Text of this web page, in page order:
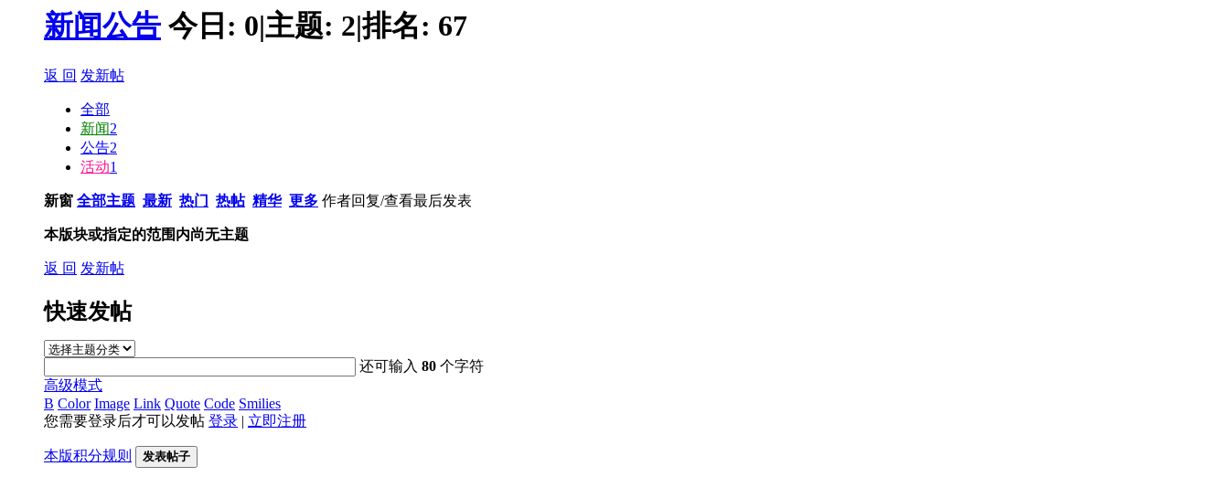
新闻公告 今日: 0|主题: 2|排名: 67
返 回 发新帖
全部
新闻2
公告2
活动1
新窗 全部主题 最新 热门 热帖 精华 更多 作者回复/查看最后发表
本版块或指定的范围内尚无主题
返 回 发新帖
快速发帖
还可输入80 个字符
高级模式
B Color Image Link Quote Code Smilies
您需要登录后才可以发帖 登录 | 立即注册
本版积分规则 发表帖子